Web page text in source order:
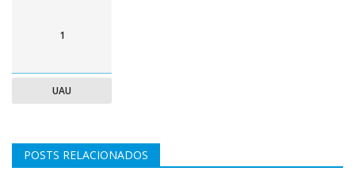
1
UAU
POSTS RELACIONADOS